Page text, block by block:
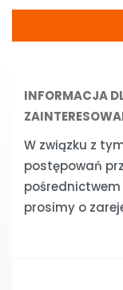
INFORMACJA
W związku z
postępowań
prosimy o